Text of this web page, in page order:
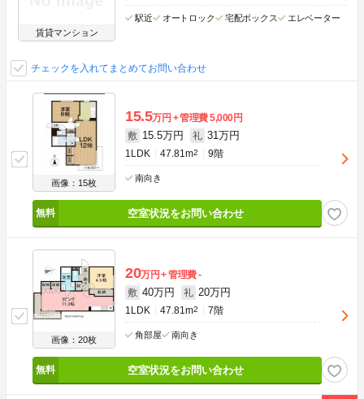
賃貸マンション
駅近 オートロック 宅配ボックス エレベーター
チェックを入れてまとめてお問い合わせ
画像：15枚
15.5万円 管理費5,000円
敷 15.5万円 礼 31万円
1LDK 47.81m2 9階
南向き
空室状況をお問い合わせ
画像：20枚
20万円 管理費-
敷 40万円 礼 20万円
1LDK 47.81m2 7階
角部屋 南向き
空室状況をお問い合わせ